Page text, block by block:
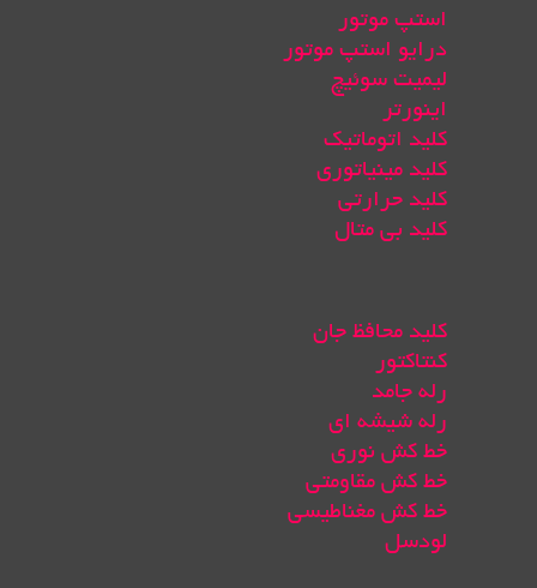
استپ موتور
درایو استپ موتور
لیمیت سوئیچ
اینورتر
کلید اتوماتیک
کلید مینیاتوری
کلید حرارتی
کلید بی متال
کلید محافظ جان
کنتاکتور
رله جامد
رله شیشه ای
خط کش نوری
خط کش مقاومتی
خط کش مغناطیسی
لودسل